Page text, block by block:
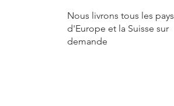
Nous livrons tous les pays
d'Europe et la Suisse sur
demande